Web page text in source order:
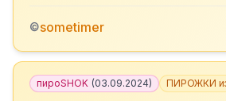
©sometimer
пироSHOK (03.09.2024) ПИРОЖКИ